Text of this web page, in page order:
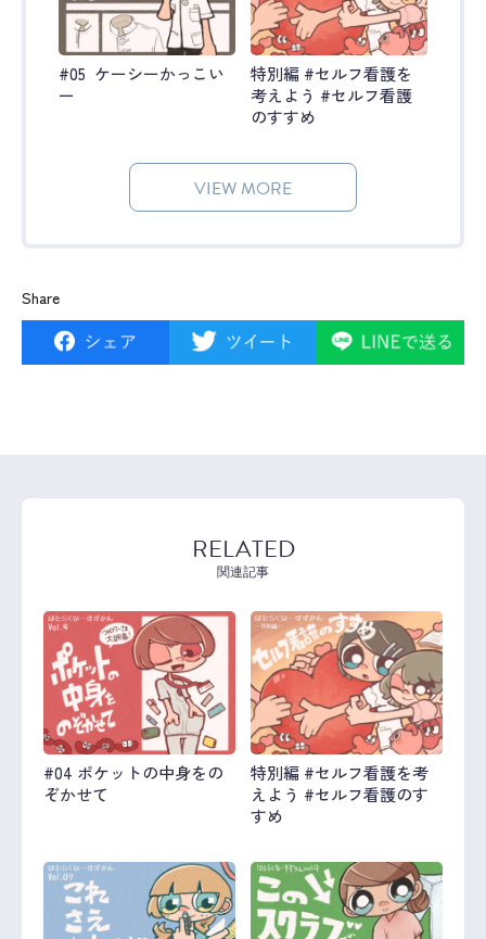
#05 ケーシーかっこい
ー
特別編 #セルフ看護を
考えよう #セルフ看護
のすすめ
VIEW MORE
Share
RELATED
関連記事
#04 ポケットの中身をの
ぞかせて
特別編 #セルフ看護を考
えよう #セルフ看護のす
すめ